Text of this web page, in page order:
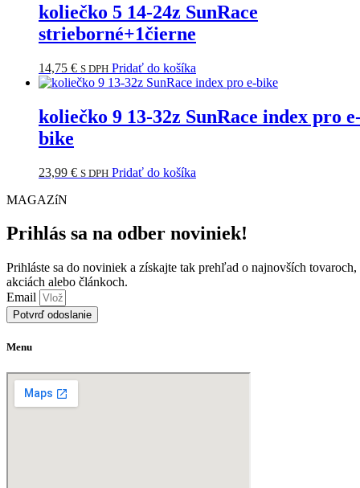
koliečko 5 14-24z SunRace
strieborné+1čierne
14,75 € S DPH Pridať do košíka
koliečko 9 13-32z SunRace index pro
bike
23,99 € S DPH Pridať do košíka
MAGAZíN
Prihlás sa na odber noviniek!
Prihláste sa do noviniek a získajte tak prehľad o najnovších tovaroch,
akciách alebo článkoch.
Email
Potvrď odoslanie
Menu